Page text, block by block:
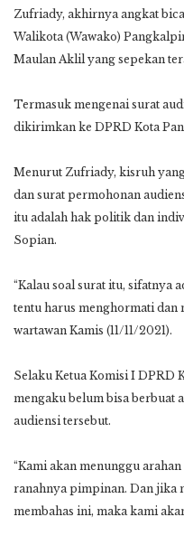
Zufriady, akhirnya angkat
Walikota (Wawako)
Maulan Aklil yang sepekan
Termasuk mengenai surat
dikirimkan ke DPRD Kota
Menurut Zufriady, kisruh
dan surat permohonan
itu adalah hak politik dan
Sopian.
“Kalau soal surat itu, sifatnya
tentu harus menghormati dan
wartawan Kamis (11/11/2021).
Selaku Ketua Komisi I DPRD
mengaku belum bisa berbuat
audiensi tersebut.
“Kami akan menunggu
ranahnya pimpinan. Dan jika
membahas ini, maka kami